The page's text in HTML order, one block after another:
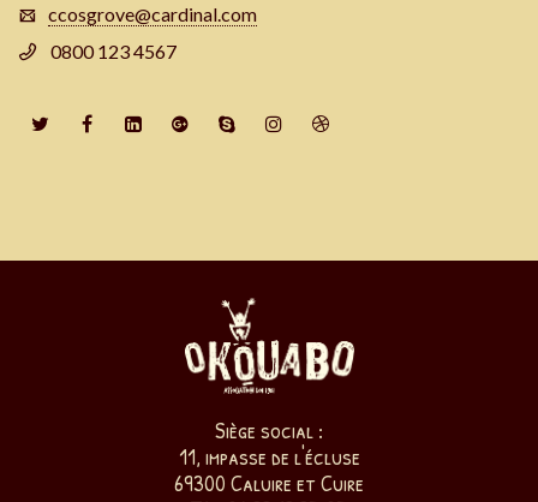
ccosgrove@cardinal.com
0800 123 4567
Siège social :
11, impasse de l'écluse
69300 Caluire et Cuire